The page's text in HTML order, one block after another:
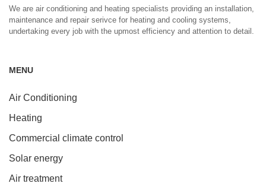
We are air conditioning and heating specialists providing an installation,
maintenance and repair serivce for heating and cooling systems,
undertaking every job with the upmost efficiency and attention to detail.
MENU
Air Conditioning
Heating
Commercial climate control
Solar energy
Air treatment